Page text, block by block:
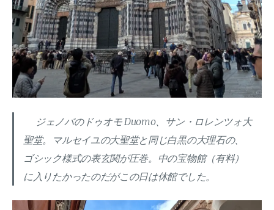
ジェノバのドゥオモ Duomo、サン・ロレンツォ大
聖堂。マルセイユの大聖堂と同じ白黒の大理石の、
ゴシック様式の表玄関が圧巻。中の宝物館（有料）
に入りたかったのだがこの日は休館でした。